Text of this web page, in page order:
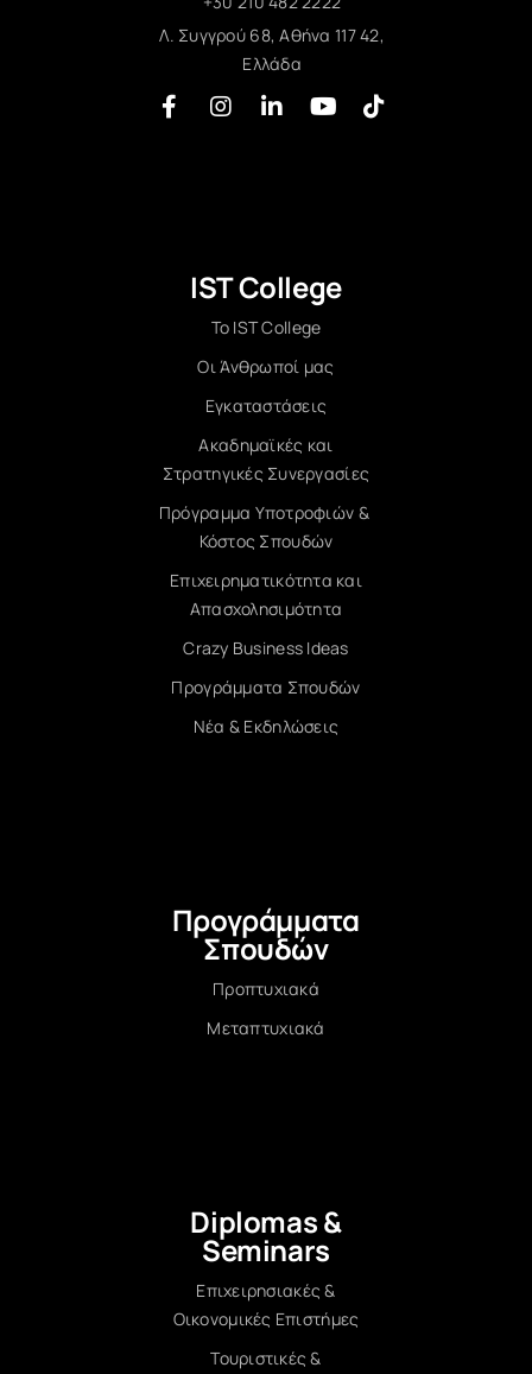
Λ. Συγγρού 68, Αθήνα 117 42,
Ελλάδα
IST College
Το IST College
Οι Άνθρωποί μας
Εγκαταστάσεις
Ακαδημαϊκές και
Στρατηγικές Συνεργασίες
Πρόγραμμα Υποτροφιών &
Κόστος Σπουδών
Επιχειρηματικότητα και
Απασχολησιμότητα
Crazy Business Ideas
Προγράμματα Σπουδών
Νέα & Εκδηλώσεις
Προγράμματα
Σπουδών
Προπτυχιακά
Μεταπτυχιακά
Diplomas &
Seminars
Επιχειρησιακές &
Οικονομικές Επιστήμες
Τουριστικές &